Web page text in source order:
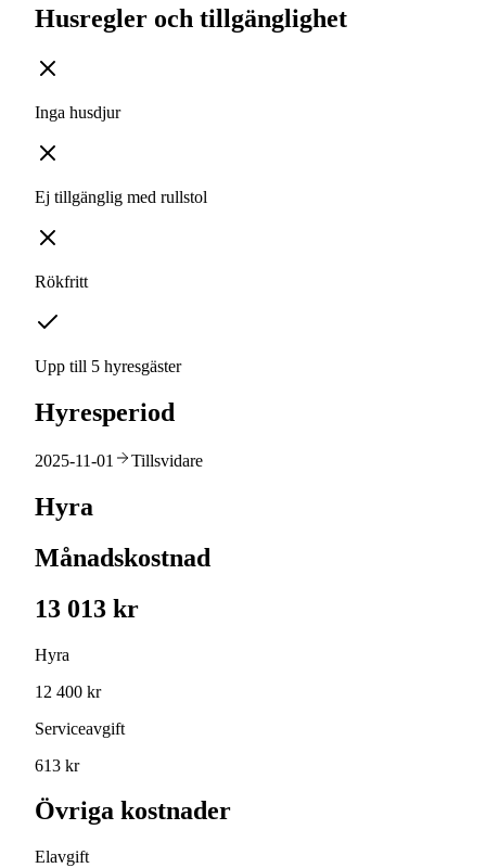
Husregler och tillgänglighet
Inga husdjur
Ej tillgänglig med rullstol
Rökfritt
Upp till 5 hyresgäster
Hyresperiod
2025-11-01 Tillsvidare
Hyra
Månadskostnad
13 013 kr
Hyra
12 400 kr
Serviceavgift
613 kr
Övriga kostnader
Elavgift